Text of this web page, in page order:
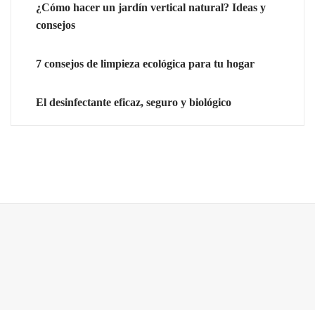
¿Cómo hacer un jardín vertical natural? Ideas y
consejos
7 consejos de limpieza ecológica para tu hogar
El desinfectante eficaz, seguro y biológico